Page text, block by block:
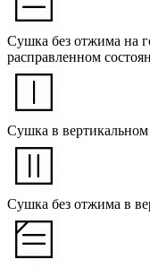
Сушка без отжима на
расправленном
Сушка в
Сушка без отжима в